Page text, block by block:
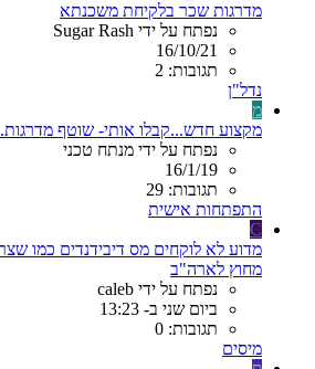
מדרגות שכר בלקיחת משכנתא
נפתח על ידי Sugar Rash
16/10/21
תגובות: 2
נדל"ן
מ
מקצוע חדש...קבלו אותי- שוטף
נפתח על ידי מנתח טכני
16/1/19
תגובות: 29
התפתחות אישית
C
מדוע לא לוקחים מס דיבידנדים כמו
מחוץ לארה"ב
נפתח על ידי caleb
ביום שני ב- 13:23
תגובות: 0
מיסים